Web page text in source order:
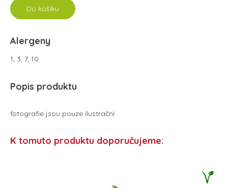
Do košíku
Alergeny
1, 3, 7, 10
Popis produktu
fotografie jsou pouze ilustrační
K tomuto produktu doporučujeme: